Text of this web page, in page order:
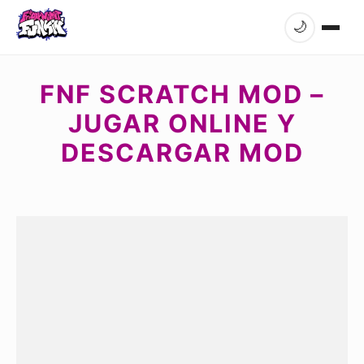
🌙
FNF SCRATCH MOD –
JUGAR ONLINE Y
DESCARGAR MOD